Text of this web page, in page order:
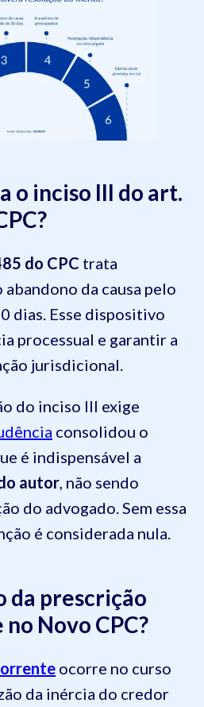
o inciso III do art.
do CPC trata
da causa pelo
dias. Esse dispositivo
processual e garantir a
jurisdicional.
do inciso III exige
consolidou o
é indispensável a
autor, não sendo
do advogado. Sem essa
é considerada nula.
da prescrição
Novo CPC?
ocorre no curso
da inércia do credor